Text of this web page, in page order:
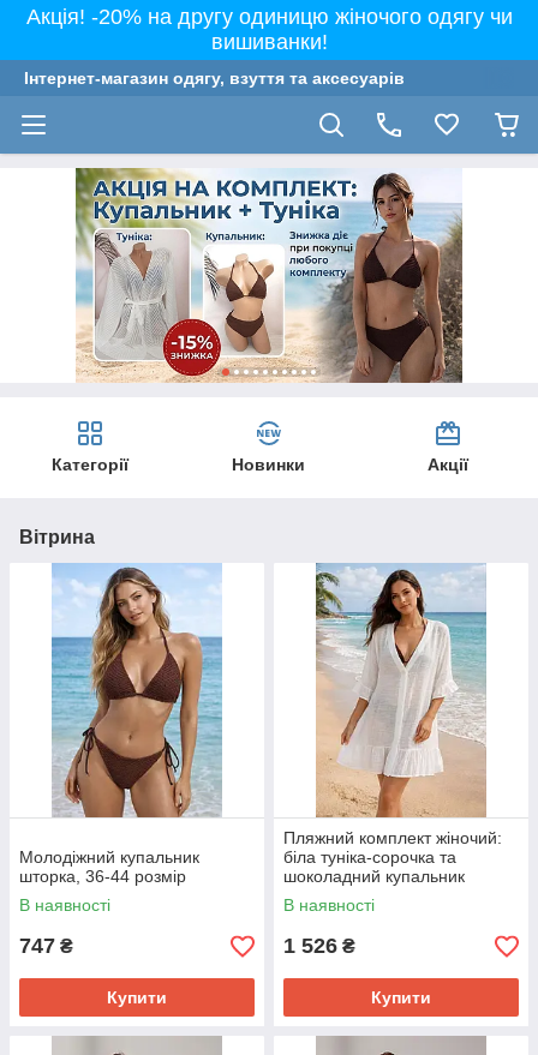
Акція! -20% на другу одиницю жіночого одягу чи
вишиванки!
Інтернет-магазин одягу, взуття та аксесуарів
Категорії Новинки Акції
Вітрина
Молодіжний купальник
шторка, 36-44 розмір
В наявності
747 ₴
Купити
Пляжний комплект жіночий:
біла туніка-сорочка та
шоколадний купальник
шторка
В наявності
1 526 ₴
Купити